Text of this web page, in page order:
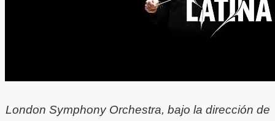
London Symphony Orchestra, bajo la dirección de